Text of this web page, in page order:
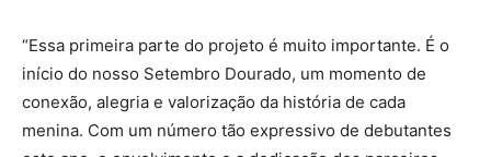
“Essa primeira parte do projeto é muito importante. É o
início do nosso Setembro Dourado, um momento de
conexão, alegria e valorização da história de cada
menina. Com um número tão expressivo de debutantes